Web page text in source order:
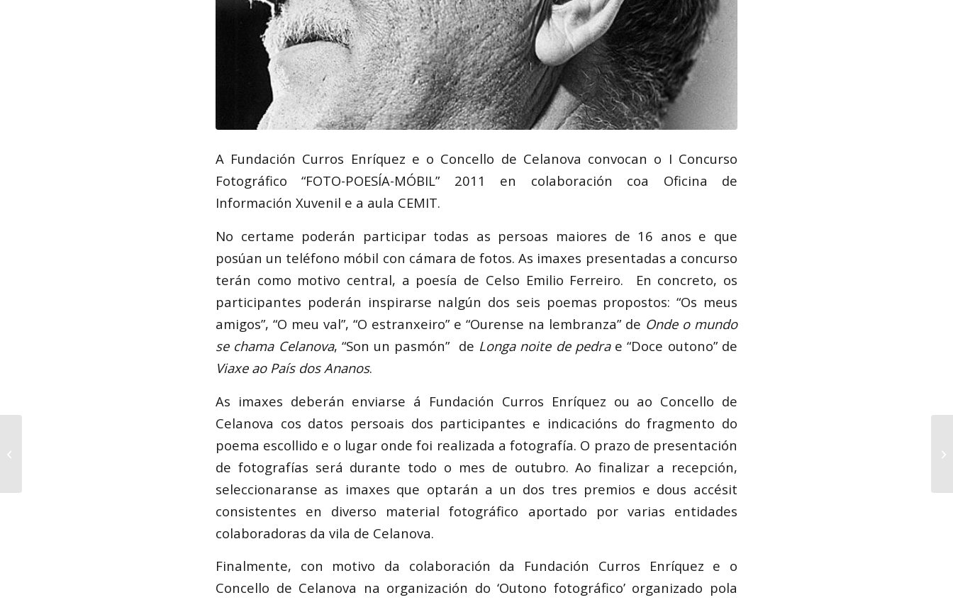
A Fundación Curros Enríquez e o Concello de Celanova convocan o I Concurso
Fotográfico “FOTO-POESÍA-MÓBIL” 2011 en colaboración coa Oficina de
Información Xuvenil e a aula CEMIT.
No certame poderán participar todas as persoas maiores de 16 anos e que
posúan un teléfono móbil con cámara de fotos. As imaxes presentadas a concurso
terán como motivo central, a poesía de Celso Emilio Ferreiro. En concreto, os
participantes poderán inspirarse nalgún dos seis poemas propostos: “Os meus
amigos”, “O meu val”, “O estranxeiro” e “Ourense na lembranza” de Onde o mundo
se chama Celanova, “Son un pasmón” de Longa noite de pedrae “Doce outono” de
Viaxe ao País dos Ananos.
As imaxes deberán enviarse á Fundación Curros Enríquez ou ao Concello de
Celanova cos datos persoais dos participantes e indicacións do fragmento do
poema escollido e o lugar onde foi realizada a fotografía. O prazo de presentación
de fotografías será durante todo o mes de outubro. Ao finalizar a recepción,
seleccionaranse as imaxes que optarán a un dos tres premios e dous accésit
consistentes en diverso material fotográfico aportado por varias entidades
colaboradoras da vila de Celanova.
Finalmente, con motivo da colaboración da Fundación Curros Enríquez e o
Concello de Celanova na organización do ‘Outono fotográfico’ organizado pola